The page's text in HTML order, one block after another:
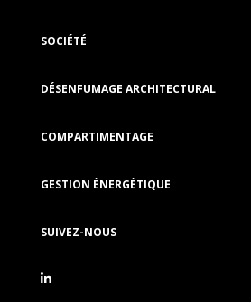
SOCIÉTÉ
DÉSENFUMAGE ARCHITECTURAL
COMPARTIMENTAGE
GESTION ÉNERGÉTIQUE
SUIVEZ-NOUS